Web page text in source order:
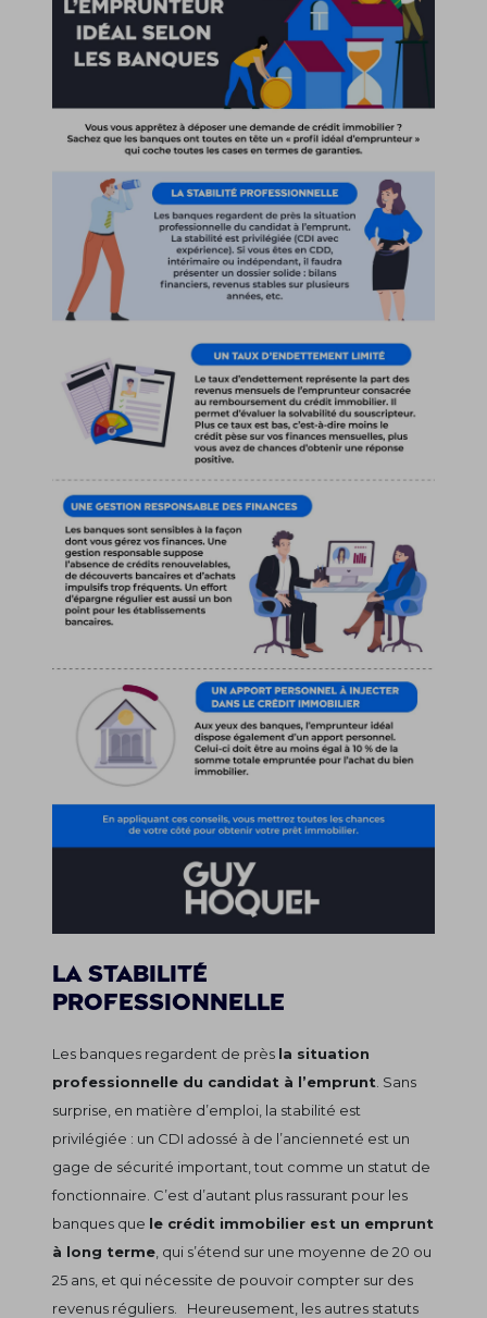
La stabilité
professionnelle
Les banques regardent de près la situation
professionnelle du candidat à l’emprunt . Sans
surprise, en matière d’emploi, la stabilité est
privilégiée : un CDI adossé à de l’ancienneté est un
gage de sécurité important, tout comme un statut de
fonctionnaire. C’est d’autant plus rassurant pour les
banques que le crédit immobilier est un emprunt
à long terme , qui s’étend sur une moyenne de 20 ou
25 ans, et qui nécessite de pouvoir compter sur des
revenus réguliers. Heureusement, les autres statuts